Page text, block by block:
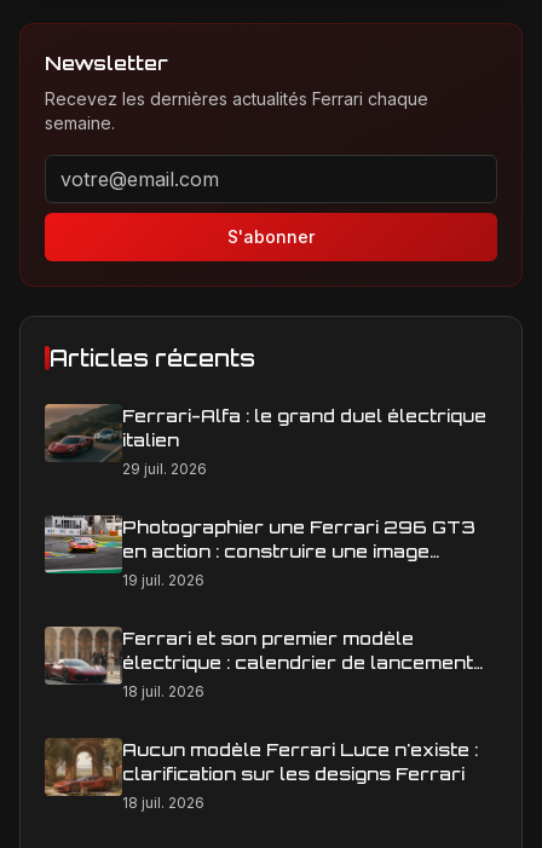
Newsletter
Recevez les dernières actualités Ferrari chaque
semaine.
Adresse email pour la newsletter
S'abonner
Articles récents
Ferrari-Alfa : le grand duel électrique
italien
29 juil. 2026
Photographier une Ferrari 296 GT3
en action : construire une image
éditoriale qui raconte la course
19 juil. 2026
Ferrari et son premier modèle
électrique : calendrier de lancement
en Europe
18 juil. 2026
Aucun modèle Ferrari Luce n'existe :
clarification sur les designs Ferrari
18 juil. 2026